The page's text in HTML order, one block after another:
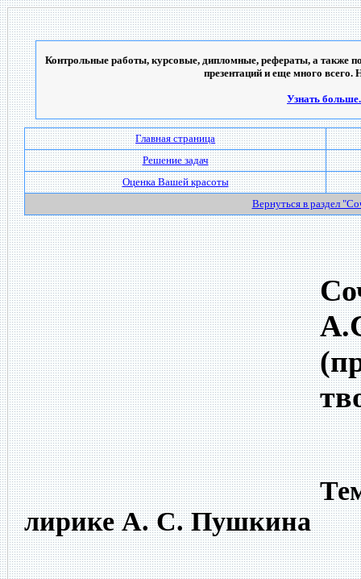
Контрольные работы, курсовые, дипломные, рефераты, а также
презентаций и еще много всего.
Узнать
Главная страница
Решение задач
Оценка Вашей красоты
Вернуться в раздел
лирике А. С. Пушкина